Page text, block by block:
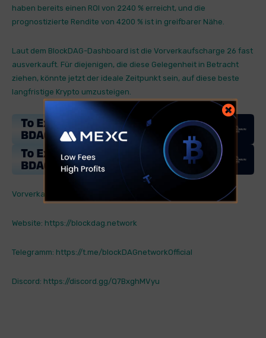
haben bereits einen ROI von 2240 % erreicht, und die
prognostizierte Rendite von 4200 % ist in greifbarer Nähe.
Laut dem BlockDAG-Dashboard ist die Vorverkaufscharge 26 fast
ausverkauft. Für diejenigen, die diese Gelegenheit in Betracht
ziehen, könnte jetzt der ideale Zeitpunkt sein, auf diese beste
langfristige Krypto umzusteigen.
Vorverkauf: https://purchase.blockdag.network
Website: https://blockdag.network
Telegramm: https://t.me/blockDAGnetworkOfficial
Discord: https://discord.gg/Q7BxghMVyu